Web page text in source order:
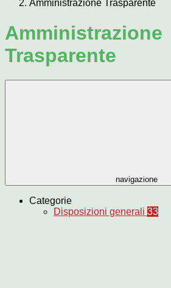
Amministrazione Trasparente
Amministrazione
Trasparente
navigazione
Categorie
Disposizioni generali 33